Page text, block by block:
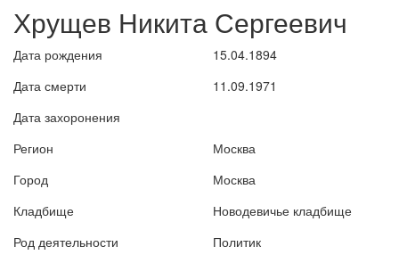
Хрущев Никита Сергеевич
Дата рождения
15.04.1894
Дата смерти
11.09.1971
Дата захоронения
Регион
Москва
Город
Москва
Кладбище
Новодевичье кладбище
Род деятельности
Политик